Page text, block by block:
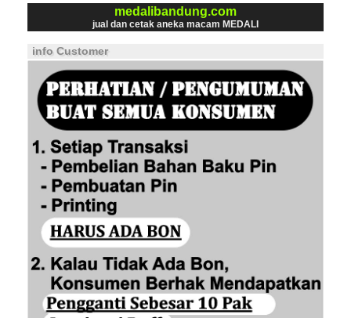
medalibandung.com
jual dan cetak aneka macam MEDALI
info Customer